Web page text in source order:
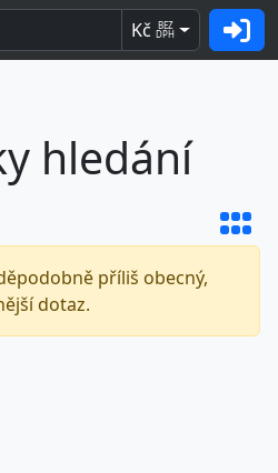
Kč BEZ
DPH
hledání
příliš obecný,
dotaz.